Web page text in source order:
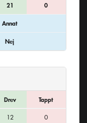
21 0
Annat
Nej
Drev Tappt
12 0